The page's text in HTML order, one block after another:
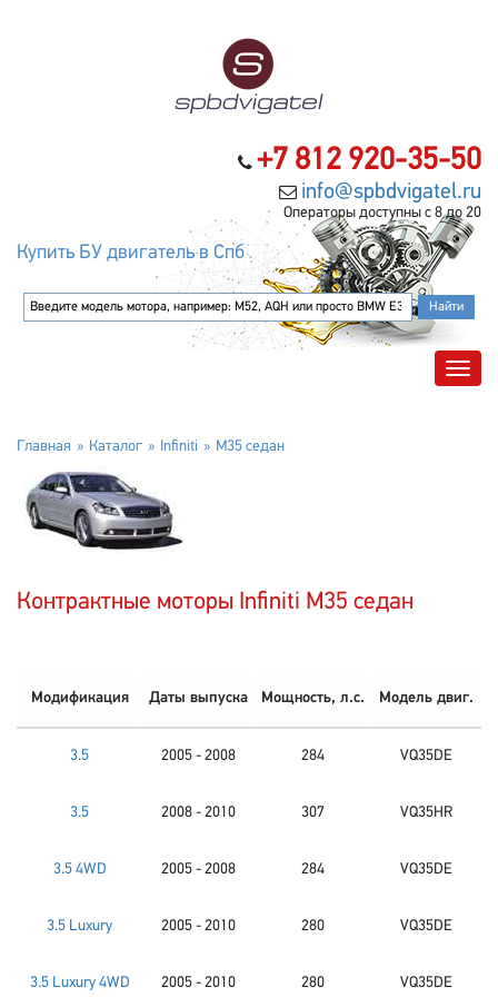
+7 812 920-35-50
info@spbdvigatel.ru
Операторы доступны с 8 до 20
Купить БУ двигатель в Спб
Главная Каталог Infiniti M35 седан
Контрактные моторы Infiniti M35 седан
Модификация Даты выпуска Мощность, л.с. Модель двиг.
3.5 2005 - 2008 284 VQ35DE
3.5 2008 - 2010 307 VQ35HR
3.5 4WD 2005 - 2008 284 VQ35DE
3.5 Luxury 2005 - 2010 280 VQ35DE
3.5 Luxury 4WD 2005 - 2010 280 VQ35DE